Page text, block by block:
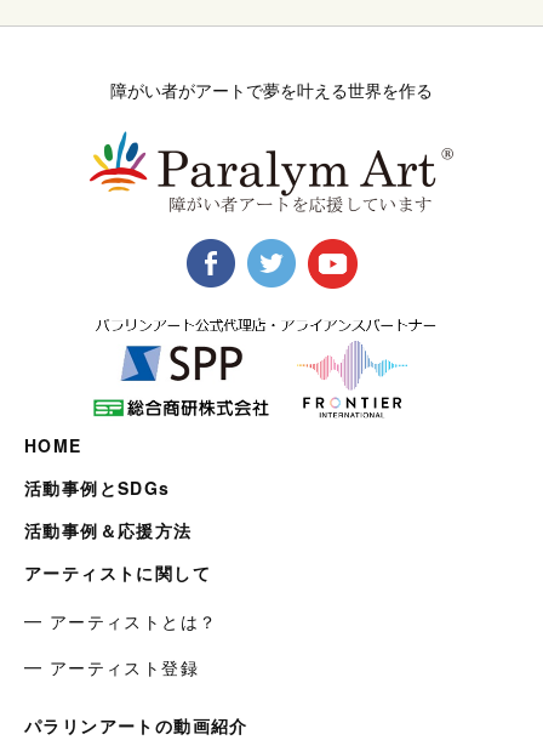
障がい者がアートで夢を叶える世界を作る
HOME
活動事例とSDGs
活動事例＆応援方法
アーティストに関して
━ アーティストとは？
━ アーティスト登録
パラリンアートの動画紹介